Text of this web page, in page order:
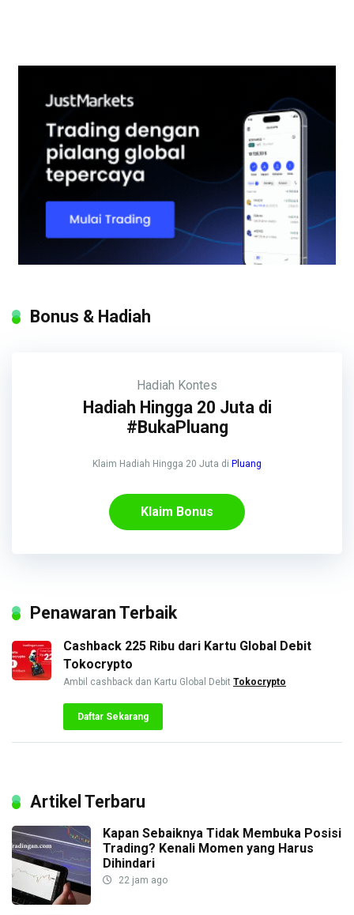
Bonus & Hadiah
Hadiah Kontes
Hadiah Hingga 20 Juta di
#BukaPluang
Klaim Hadiah Hingga 20 Juta di Pluang
Klaim Bonus
Penawaran Terbaik
Cashback 225 Ribu dari Kartu Global Debit
Tokocrypto
Ambil cashback dan Kartu Global Debit Tokocrypto
Daftar Sekarang
Artikel Terbaru
Kapan Sebaiknya Tidak Membuka Posisi
Trading? Kenali Momen yang Harus
Dihindari
22 jam ago